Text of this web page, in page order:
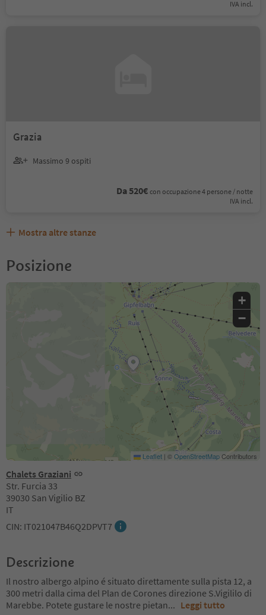
IVA incl.
Grazia
Massimo 9 ospiti
Da 520€ con occupazione 4 persone / notte
IVA incl.
Mostra altre stanze
Posizione
Chalets Graziani
Str. Furcia 33
39030 San Vigilio BZ
IT
CIN: IT021047B46Q2DPVT7
+
−
Leaflet | ©OpenStreetMapContributors
Descrizione
Il nostro albergo alpino é situato direttamente sulla pista 12, a
300 metri dalla cima del Plan de Corones direzione S.Vigililo di
Marebbe. Potete gustare le nostre pietan... Leggi tutto